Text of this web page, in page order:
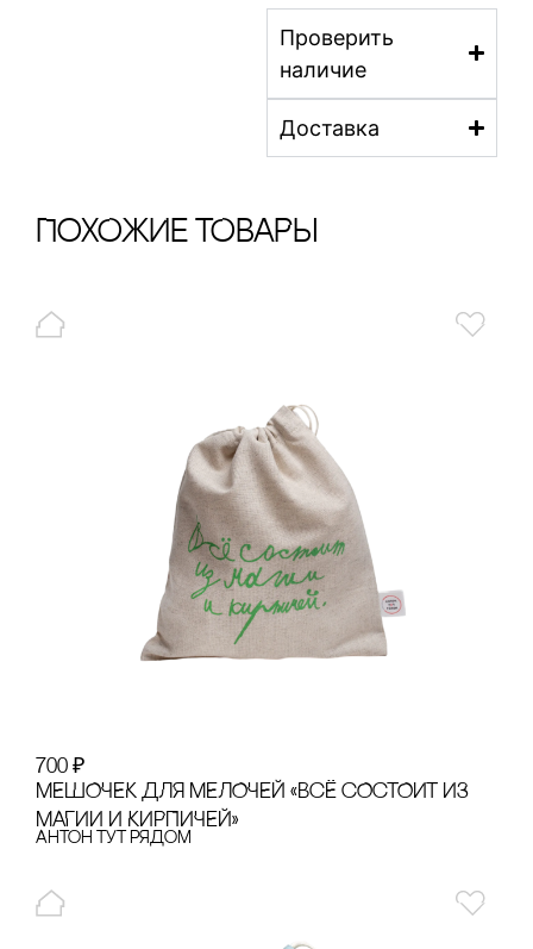
Проверить
наличие
Доставка
ПохОжИе тОваРы
700 ₽
МЕШОЧЕК ДЛЯ МЕЛОЧЕЙ «ВсЁ сОсТОИТ ИЗ
МАГИИ И КИРПИЧЕЙ»
Антон тут рядом